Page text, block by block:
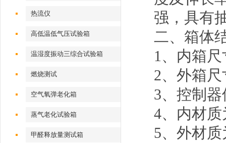
热流仪
高低温低气压试验箱
温湿度振动三综合试验箱
燃烧测试
空气氧弹老化箱
蒸气老化试验箱
甲醛释放量测试箱
强，具有
二、
1、内箱尺
2、外箱
3、控制
4、内材质
5、外材